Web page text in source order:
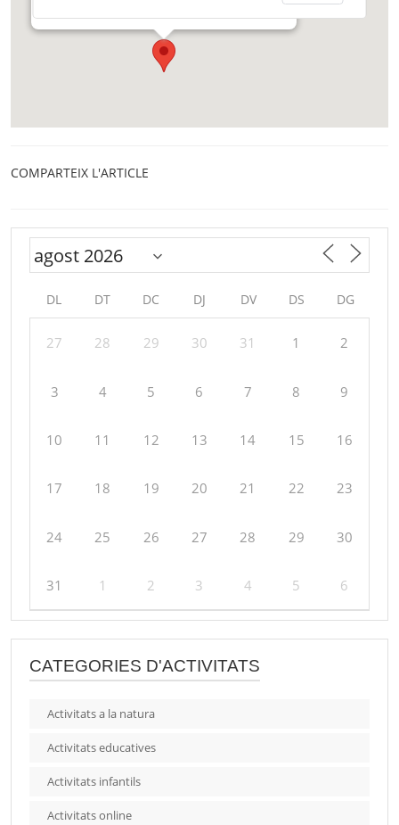
COMPARTEIX L'ARTICLE
DL DT DC DJ DV DS DG
27 28 29 30 31 1 2
3 4 5 6 7 8 9
10 11 12 13 14 15 16
17 18 19 20 21 22 23
24 25 26 27 28 29 30
31 1 2 3 4 5 6
CATEGORIES D'ACTIVITATS
Activitats a la natura
Activitats educatives
Activitats infantils
Activitats online